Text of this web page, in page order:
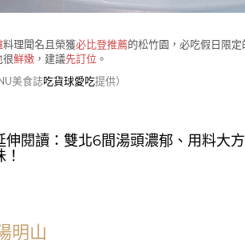
料理聞名且榮獲必比登推薦的松竹園，必吃假日限定
很鮮嫩 ，建議先訂位 。
美食誌吃貨球愛吃提供）
伸閱讀： 雙北6間湯頭濃郁、用料大
！
明山